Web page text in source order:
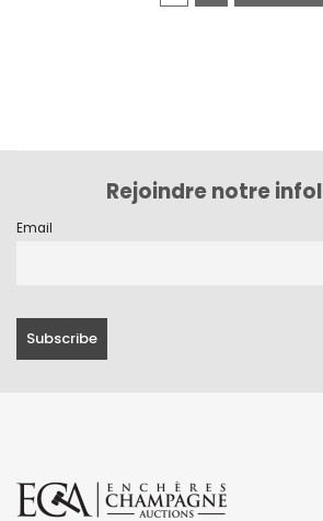
Rejoindre notre
Email